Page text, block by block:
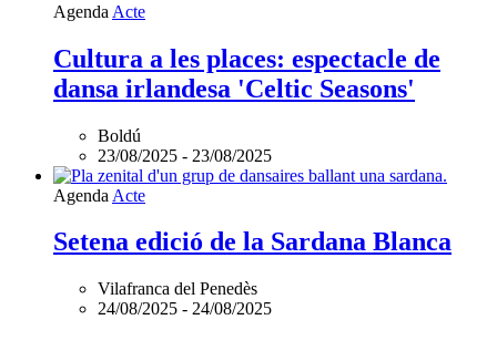
Agenda Acte
Cultura a les places: espectacle de
dansa irlandesa 'Celtic Seasons'
Boldú
23/08/2025 - 23/08/2025
Agenda Acte
Setena edició de la Sardana Blanca
Vilafranca del Penedès
24/08/2025 - 24/08/2025